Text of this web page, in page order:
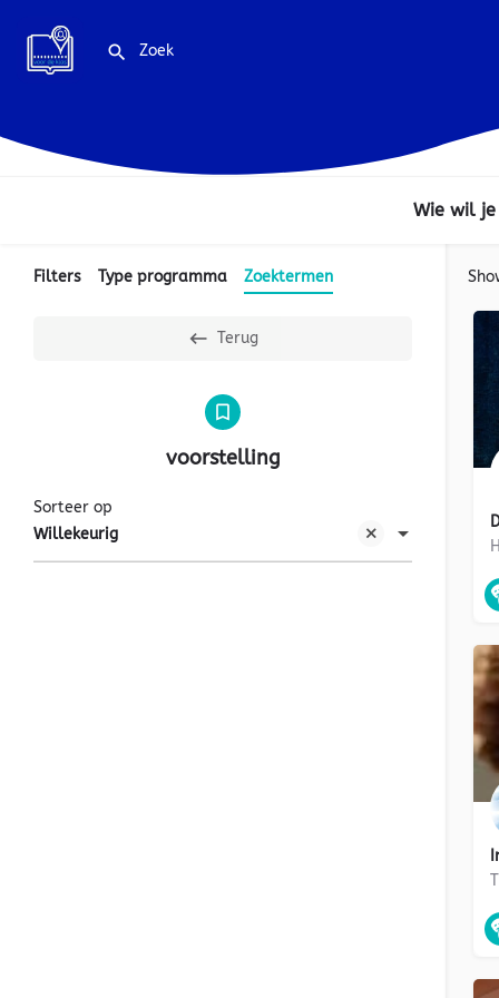
Wie wil
Filters Type programma Zoektermen
Terug
voorstelling
Willekeurig
Sorteer op